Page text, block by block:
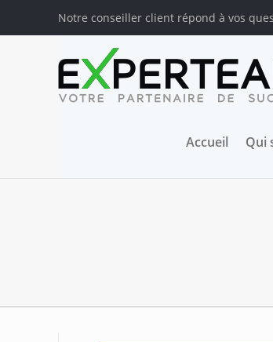
Notre conseiller client répond à vos
Accueil Qui